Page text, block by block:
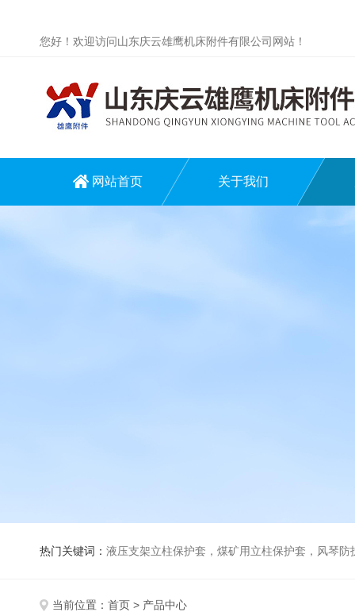
您好！欢迎访问山东庆云雄鹰机床附件有限公司网站！
网站首页 关于我们
热门关键词： 液压支架立柱保护套，煤矿用立柱保护套，风琴
当前位置： 首页 > 产品中心